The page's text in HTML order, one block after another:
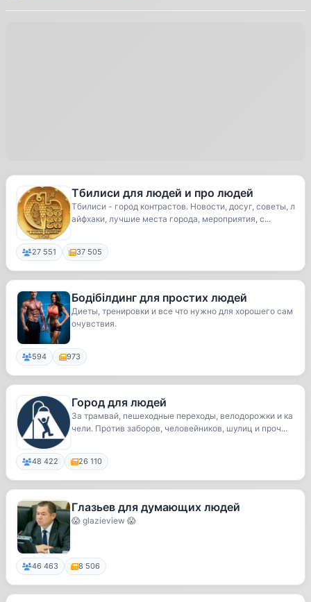
Тбилиси для людей и про людей
Тбилиси - город контрастов. Новости, досуг, советы, л
айфхаки, лучшие места города, мероприятия, с...
27 551 37 505
Бодібілдинг для простих людей
Диеты, тренировки и все что нужно для хорошего сам
очувствия.
594 973
Город для людей
За трамвай, пешеходные переходы, велодорожки и ка
чели. Против заборов, человейников, шулиц и проч...
48 422 26 110
Глазьев для думающих людей
😱 glazieview 😱
46 463 8 506